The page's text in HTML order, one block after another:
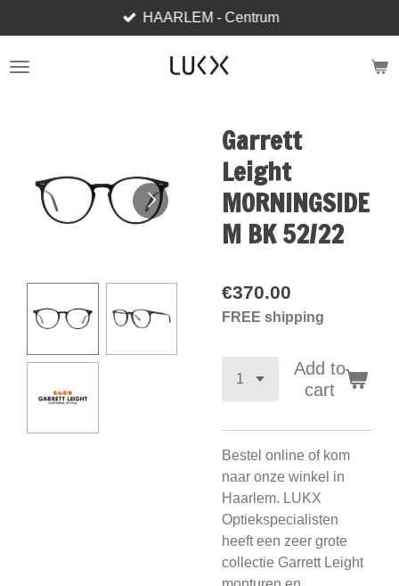
to
main
HAARLEM - Centrum
Garrett
Leight
MORNINGSIDE
M BK 52/22
€370.00
FREE shipping
Add to
cart
Bestel online of kom
naar onze winkel in
Haarlem. LUKX
Optiekspecialisten
heeft een zeer grote
collectie Garrett Leight